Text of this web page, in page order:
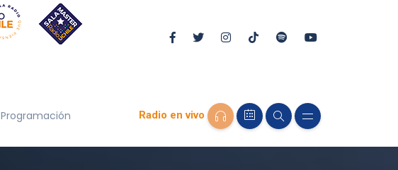
Programación Radio en vivo